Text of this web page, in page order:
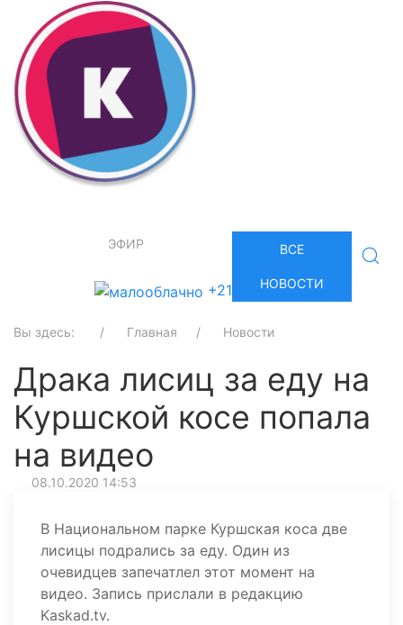
ЭФИР
+21
ВСЕ
НОВОСТИ
Вы здесь: Главная Новости
Драка лисиц за еду на
Куршской косе попала
на видео
08.10.2020 14:53
В Национальном парке Куршская коса две
лисицы подрались за еду. Один из
очевидцев запечатлел этот момент на
видео. Запись прислали в редакцию
Kaskad.tv.